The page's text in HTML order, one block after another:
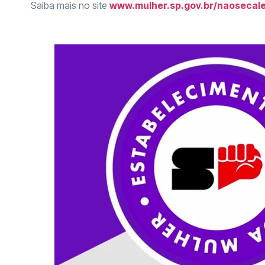
Saiba mais no site www.mulher.sp.gov.br/